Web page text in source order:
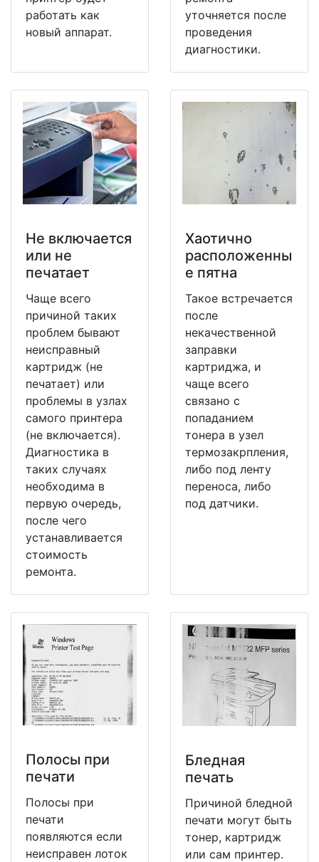
работать как
новый аппарат.
уточняется после
проведения
диагностики.
Не включается
или не
печатает
Чаще всего
причиной таких
проблем бывают
неисправный
картридж (не
печатает) или
проблемы в узлах
самого принтера
(не включается).
Диагностика в
таких случаях
необходима в
первую очередь,
после чего
устанавливается
стоимость
ремонта.
Хаотично
расположенны
е пятна
Такое встречается
после
некачественной
заправки
картриджа, и
чаще всего
связано с
попаданием
тонера в узел
термозакрпления,
либо под ленту
переноса, либо
под датчики.
Полосы при
печати
Полосы при
печати
появляются если
неисправен лоток
Бледная
печать
Причиной бледной
печати могут быть
тонер, картридж
или сам принтер.